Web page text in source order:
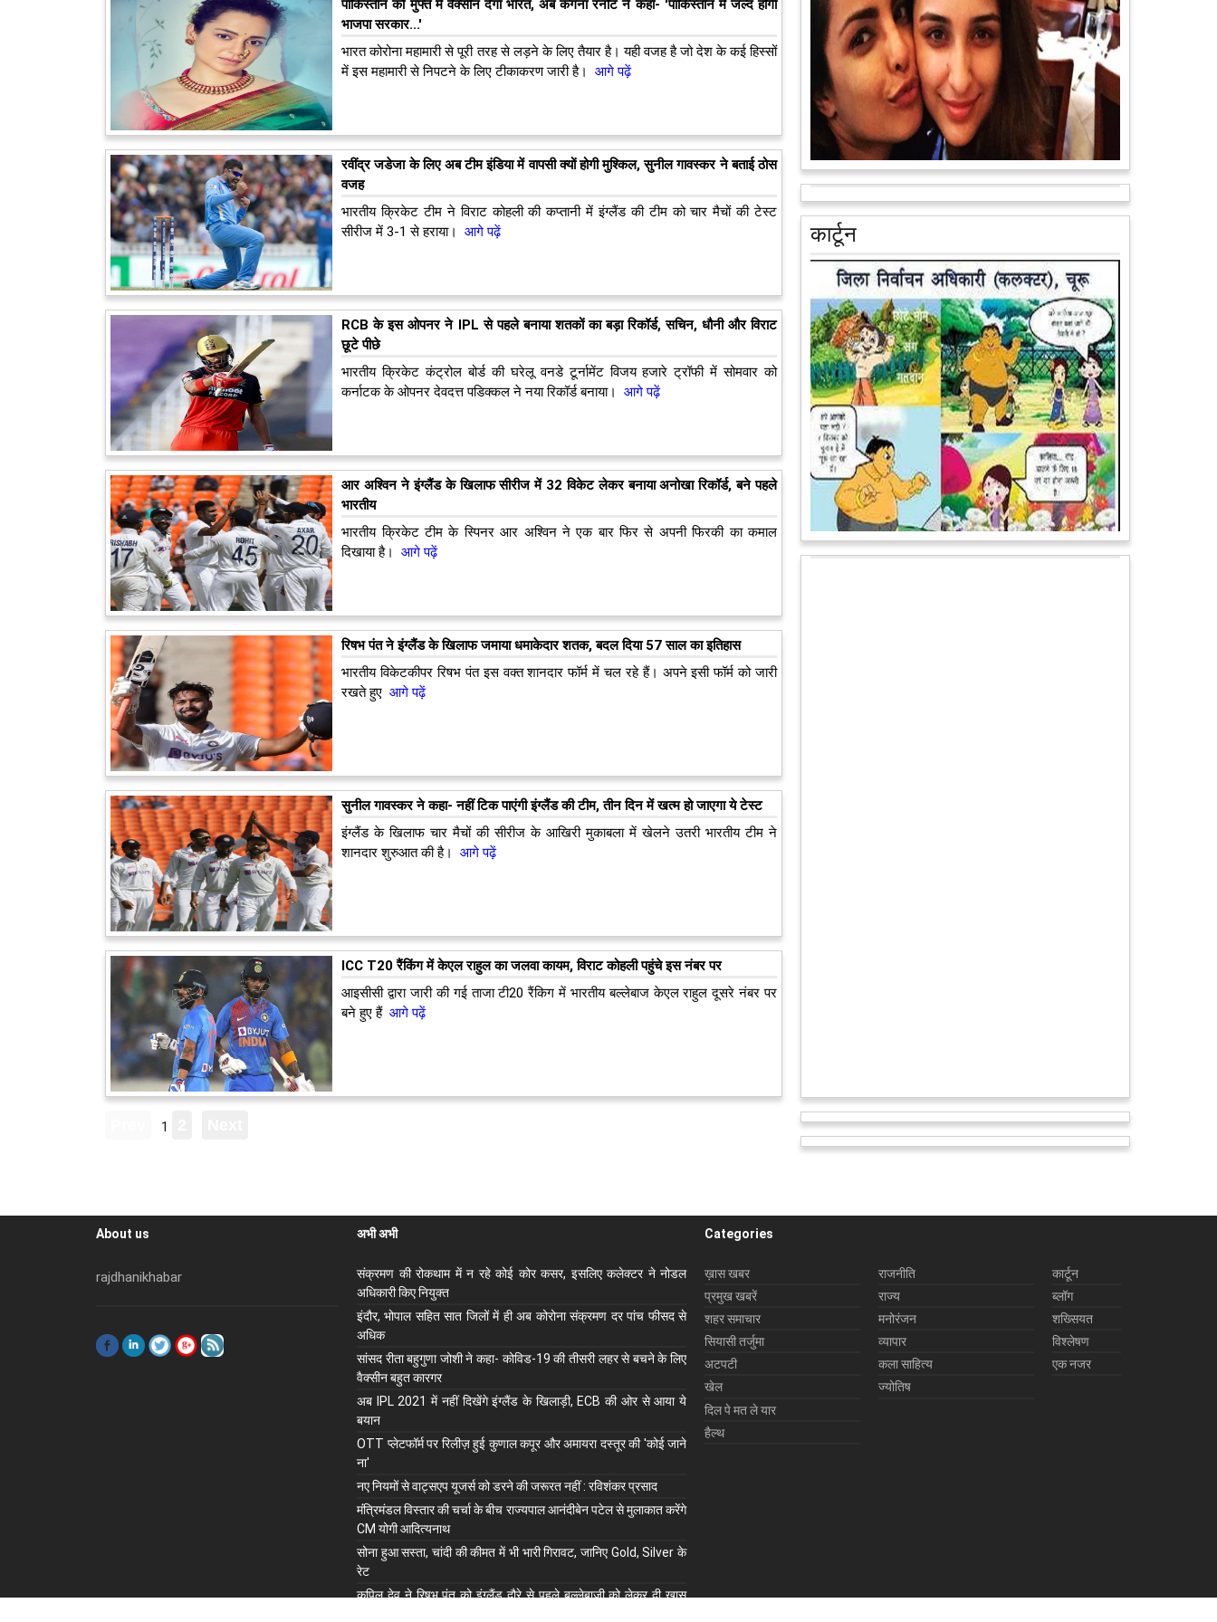
पाकिस्तान को मुफ्त में वैक्सीन देगा भारत, अब कंगना रनोट ने कहा- 'पाकिस्तान में जल्द होगी
भाजपा सरकार...'
भारत कोरोना महामारी से पूरी तरह से लड़ने के लिए तैयार है। यही वजह है जो देश के कई हिस्सों
में इस महामारी से निपटने के लिए टीकाकरण जारी है।
आगे पढ़ें
रवींद्र जडेजा के लिए अब टीम इंडिया में वापसी क्यों होगी मुश्किल, सुनील गावस्कर ने बताई ठोस
वजह
भारतीय क्रिकेट टीम ने विराट कोहली की कप्तानी में इंग्लैंड की टीम को चार मैचों की टेस्ट
सीरीज में 3-1 से हराया।
आगे पढ़ें
RCB के इस ओपनर ने IPL से पहले बनाया शतकों का बड़ा रिकॉर्ड, सचिन, धौनी और विराट
छूटे पीछे
भारतीय क्रिकेट कंट्रोल बोर्ड की घरेलू वनडे टूर्नामेंट विजय हजारे ट्रॉफी में सोमवार को
कर्नाटक के ओपनर देवदत्त पडिक्कल ने नया रिकॉर्ड बनाया।
आगे पढ़ें
आर अश्विन ने इंग्लैंड के खिलाफ सीरीज में 32 विकेट लेकर बनाया अनोखा रिकॉर्ड, बने पहले
भारतीय
भारतीय क्रिकेट टीम के स्पिनर आर अश्विन ने एक बार फिर से अपनी फिरकी का कमाल
दिखाया है।
आगे पढ़ें
रिषभ पंत ने इंग्लैंड के खिलाफ जमाया धमाकेदार शतक, बदल दिया 57 साल का इतिहास
भारतीय विकेटकीपर रिषभ पंत इस वक्त शानदार फॉर्म में चल रहे हैं। अपने इसी फॉर्म को जारी
रखते हुए आगे पढ़ें
सुनील गावस्कर ने कहा- नहीं टिक पाएंगी इंग्लैंड की टीम, तीन दिन में खत्म हो जाएगा ये टेस्ट
इंग्लैंड के खिलाफ चार मैचों की सीरीज के आखिरी मुकाबला में खेलने उतरी भारतीय टीम ने
शानदार शुरुआत की है।
आगे पढ़ें
ICC T20 रैंकिंग में केएल राहुल का जलवा कायम, विराट कोहली पहुंचे इस नंबर पर
आइसीसी द्वारा जारी की गई ताजा टी20 रैंकिग में भारतीय बल्लेबाज केएल राहुल दूसरे नंबर पर
बने हुए हैंआगे पढ़ें
1
वैन के जरिए पूरे देश के कोने-कोने मे... आगे पढ़ें
आरक्षण के विरोध में राजा भैया बोले, प्रमोशन का आधार गुणवत्ता
और वरिष्ठता हो, जाति नहीं
प्रतापगढ़ के कुंडा से बाहुबली विधायक रघुराज प्रताप सिंह उर्फ
राजा भैया ने शुक्रवार को लखनऊ में प्रेस कांफ्रेंस कर नई
राजनीतिक पार्टी बनाने की आधिकारिक... आगे पढ़ें
पेट पकड़ कर हंसने पर मजबूर हो जायेंगे आप जानवरों की ये अदाएं
देखकर
कल्पना कीजिये उस दृश्य की, जिसमें कोई गिलहरी किसी मेंढक के
साथ लिप-लॉक कर रही हो। गिलहरी झूला झूल रही हो। आगे पढ़ें
कार्टून
About us
rajdhanikhabar
अभी अभी
संक्रमण की रोकथाम में न रहे कोई कोर कसर, इसलिए कलेक्‍टर ने नोडल
अधिकारी किए नियुक्‍त
इंदौर, भोपाल सहित सात जिलों में ही अब कोरोना संक्रमण दर पांच फीसद से
अधिक
सांसद रीता बहुगुणा जोशी ने कहा- कोविड-19 की तीसरी लहर से बचने के लिए
वैक्सीन बहुत कारगर
अब IPL 2021 में नहीं दिखेंगे इंग्लैंड के खिलाड़ी, ECB की ओर से आया ये
बयान
OTT प्लेटफॉर्म पर रिलीज़ हुई कुणाल कपूर और अमायरा दस्तूर की 'कोई जाने
ना'
नए नियमों से वाट्सएप यूजर्स को डरने की जरूरत नहीं : रविशंकर प्रसाद
मंंत्रिमंडल विस्तार की चर्चा के बीच राज्यपाल आनंदीबेन पटेल से मुलाकात करेंगे
CM योगी आदित्यनाथ
सोना हुआ सस्ता, चांदी की कीमत में भी भारी गिरावट, जानिए Gold, Silver के
रेट
कपिल देव ने रिषभ पंत को इंग्लैंड दौरे से पहले बल्लेबाजी को लेकर दी खास
Categories
ख़ास खबर
प्रमुख खबरें
शहर समाचार
सियासी तर्जुमा
अटपटी
खेल
दिल पे मत ले यार
हैल्थ
राजनीति
राज्य
मनोरंजन
व्यापार
कला साहित्य
ज्योतिष
कार्टून
ब्लॉग
शख्सियत
विश्लेषण
एक नजर